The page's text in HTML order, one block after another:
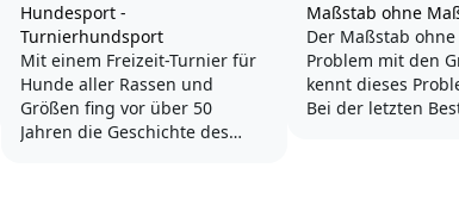
Hundesport -
Turnierhundsport
Mit einem Freizeit-Turnier für
Hunde aller Rassen und
Größen fing vor über 50
Jahren die Geschichte des
Maßstab ohne
Der Maßstab ohne
Problem mit den
kennt dieses
Bei der letzten